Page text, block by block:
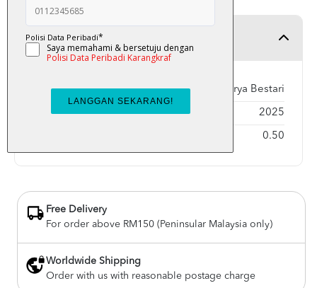
Product Detail
Publisher Karya Bestari
Year Published 2025
0.50
Free Delivery
For order above RM150 (Peninsular Malaysia only)
Worldwide Shipping
Order with us with reasonable postage charge